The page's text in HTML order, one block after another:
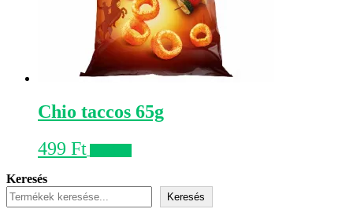
Chio taccos 65g
499 Ft
Keresés
Keresés